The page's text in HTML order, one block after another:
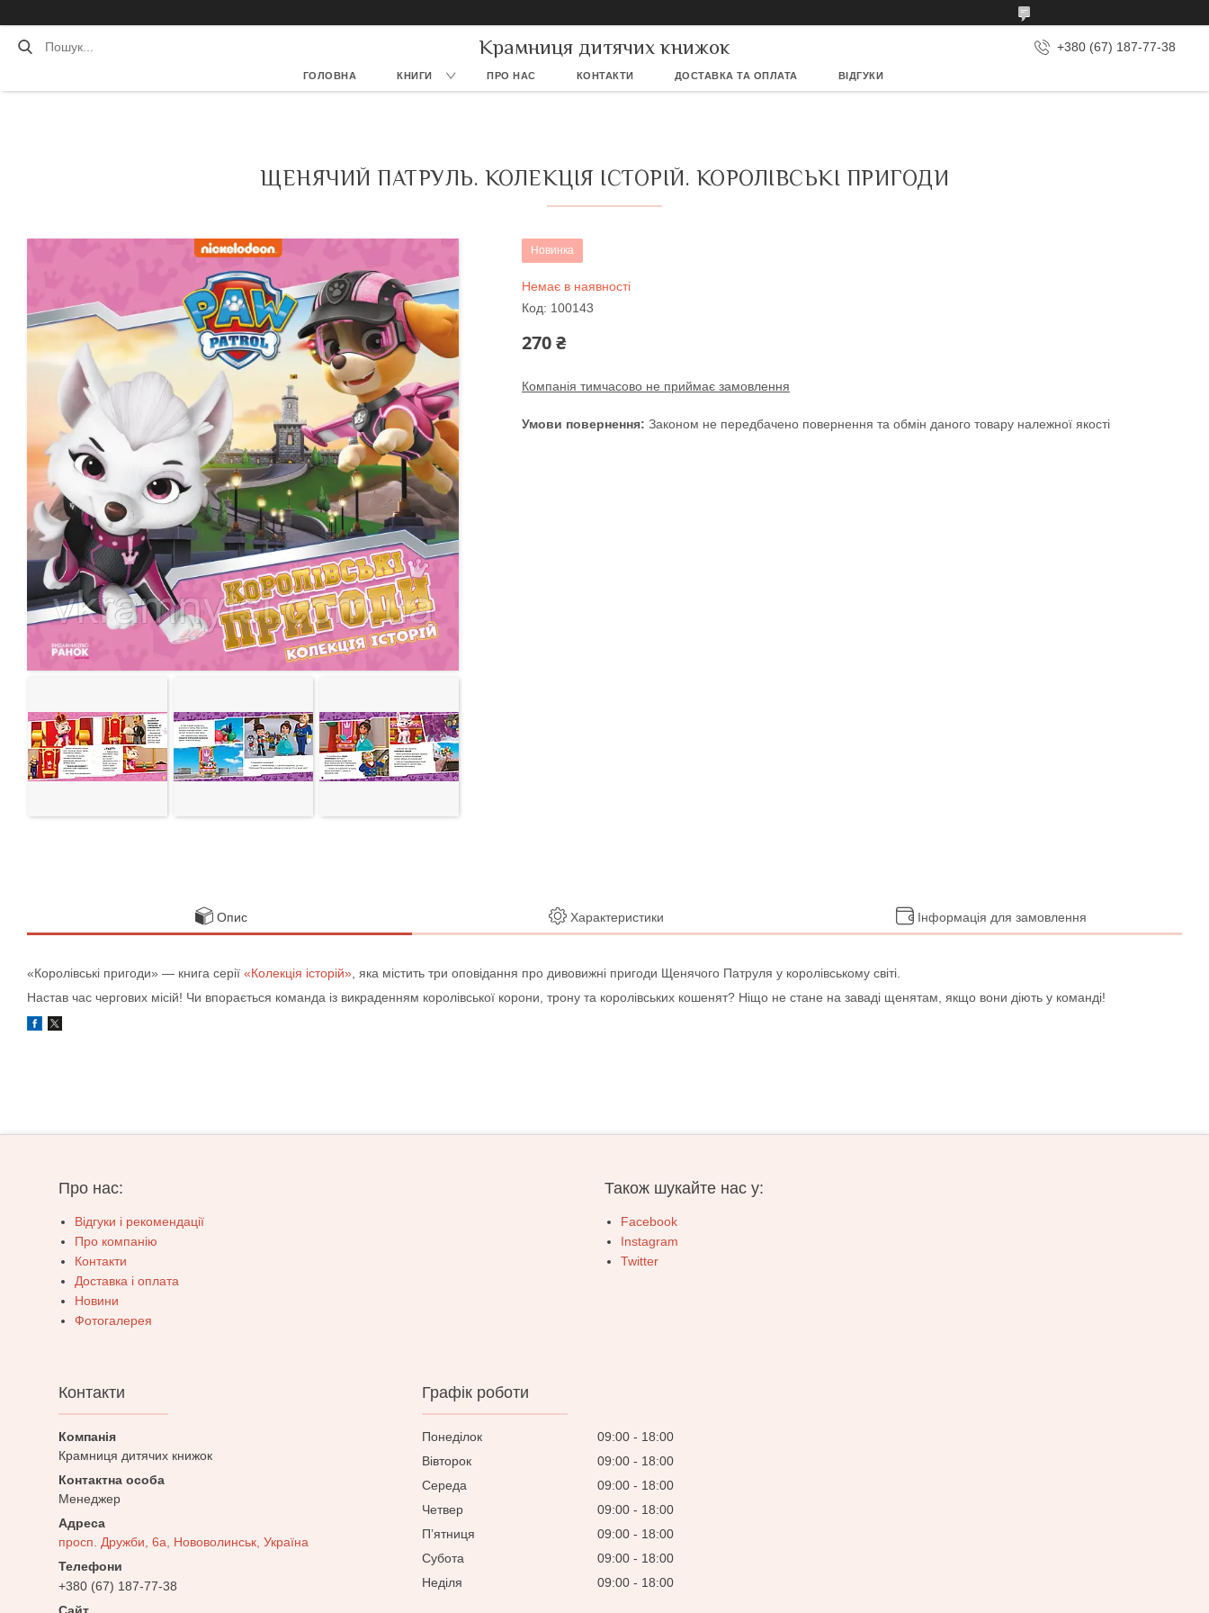
Крамниця дитячих книжок +380 (67) 187-77-38
ГОЛОВНА КНИГИ ПРО НАС КОНТАКТИ ДОСТАВКА ТА ОПЛАТА ВІДГУКИ
ЩЕНЯЧИЙ ПАТРУЛЬ. КОЛЕКЦІЯ ІСТОРІЙ. КОРОЛІВСЬКІ ПРИГОДИ
Новинка
Немає в наявності
Код: 100143
270 ₴
Компанія тимчасово не приймає замовлення
Законом не передбачено повернення та обмін даного товару належної якості
Опис Характеристики Інформація для замовлення
«Королівські пригоди» — книга серії «Колекція історій» , яка містить три оповідання про дивовижні пригоди Щенячого Патруля у королівському світі.
Настав час чергових місій! Чи впорається команда із викраденням королівської корони, трону та королівських кошенят? Ніщо не стане на заваді щенятам, якщо вони діють у команді!
Про нас:
Відгуки і рекомендації
Про компанію
Контакти
Доставка і оплата
Новини
Фотогалерея
Також шукайте нас у:
Facebook
Instagram
Twitter
Контакти
Крамниця дитячих книжок
Менеджер
просп. Дружби, 6а, Нововолинськ, Україна
+380 (67) 187-77-38
Графік роботи
Понеділок 09:00
18:00
Вівторок
09:00
18:00
Середа
09:00
18:00
Четвер
09:00
18:00
Пʼятниця
09:00
18:00
Субота
09:00
18:00
Неділя
09:00 18:00